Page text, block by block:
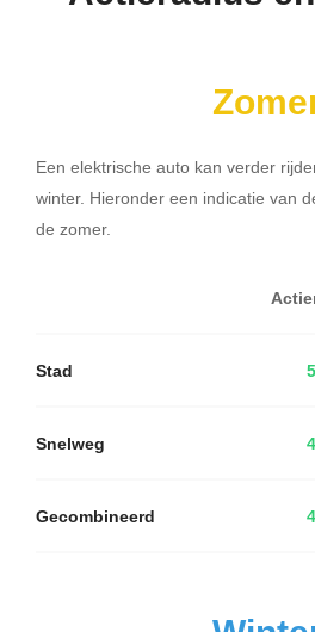
Een elektrische auto kan verder
winter. Hieronder een indicatie van
de zomer.
Stad
Snelweg
Gecombineerd